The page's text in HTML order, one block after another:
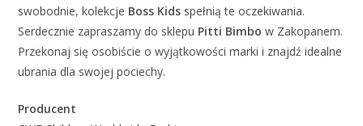
swobodnie, kolekcje Boss Kids spełnią te oczekiwania.
Serdecznie zapraszamy do sklepu Pitti Bimbo w Zakopanem.
Przekonaj się osobiście o wyjątkowości marki i znajdź idealne
ubrania dla swojej pociechy.
Producent